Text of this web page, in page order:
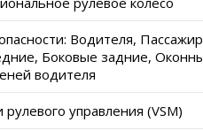
Водителя,
Боковые задние,
водителя
управления (VSM)